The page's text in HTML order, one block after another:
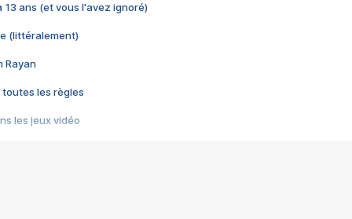
13 ans (et vous l'avez ignoré)
(littéralement)
Rayan
toutes les règles
les jeux vidéo